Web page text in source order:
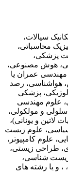
سیالات،
محاسباتی،
پزشکی،
هوش مصنوعی،
مهندسی عمران یا
هواشناسی، رصد
پزشکی
علوم مهندسی
و مولکولی،
لاتین و یونانی)،
علوم زیست
علوم کامپیوتر،
طراحی زیستی،
زیست شناسی،
و یا رشته های